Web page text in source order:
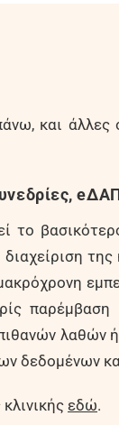
και άλλες
το
διαχείριση
δεδομένων
εδώ.